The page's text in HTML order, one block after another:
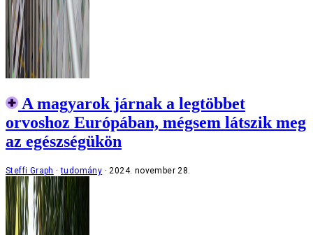
A magyarok járnak a legtöbbet
orvoshoz Európában, mégsem látszik meg
az egészségükön
Steffi Graph tudomány 2024. november 28.